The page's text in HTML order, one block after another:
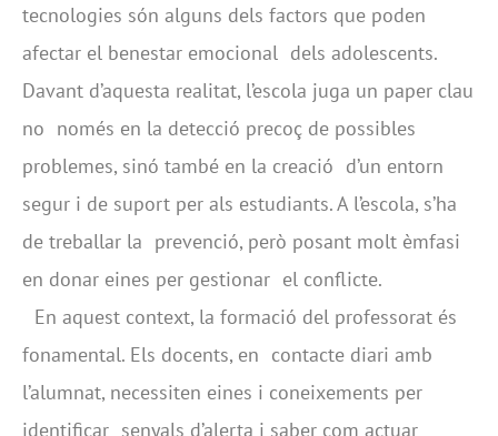
tecnologies són alguns dels factors que poden
afectar el benestar emocional dels adolescents.
Davant d’aquesta realitat, l’escola juga un paper clau
no només en la detecció precoç de possibles
problemes, sinó també en la creació d’un entorn
segur i de suport per als estudiants. A l’escola, s’ha
de treballar la prevenció, però posant molt èmfasi
en donar eines per gestionar el conflicte.
En aquest context, la formació del professorat és
fonamental. Els docents, en contacte diari amb
l’alumnat, necessiten eines i coneixements per
identificar senyals d’alerta i saber com actuar